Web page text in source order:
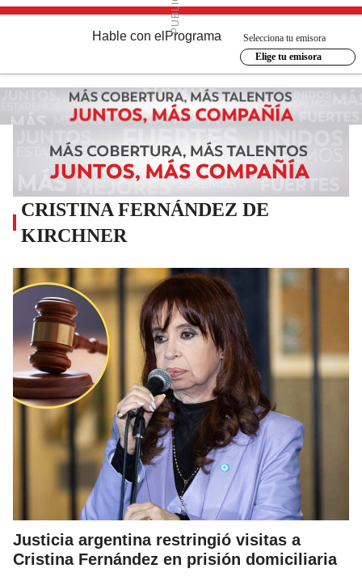
Hable con el Programa
Selecciona tu emisora
Elige tu emisora
CRISTINA FERNÁNDEZ DE
KIRCHNER
Justicia argentina restringió visitas a
Cristina Fernández en prisión domiciliaria